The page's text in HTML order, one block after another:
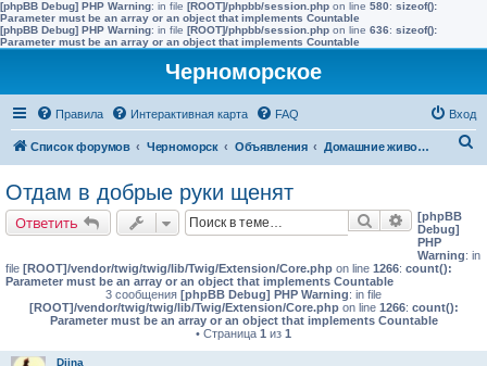
[phpBB Debug] PHP Warning: in file [ROOT]/phpbb/session.php on line 580: sizeof():
Parameter must be an array or an object that implements Countable
[phpBB Debug] PHP Warning: in file [ROOT]/phpbb/session.php on line 636: sizeof():
Parameter must be an array or an object that implements Countable
Черноморское
Правила Интерактивная карта FAQ Вход
Список форумов Черноморск Объявления Домашние животные и птицы
Отдам в добрые руки щенят
Ответить Поиск
[phpBB
Debug]
PHP
Warning: in
file [ROOT]/vendor/twig/twig/lib/Twig/Extension/Core.php on line 1266: count():
Parameter must be an array or an object that implements Countable
3 сообщения [phpBB Debug] PHP Warning: in file
[ROOT]/vendor/twig/twig/lib/Twig/Extension/Core.phpon line 1266: count():
Parameter must be an array or an object that implements Countable
• Страница 1 из 1
Djina